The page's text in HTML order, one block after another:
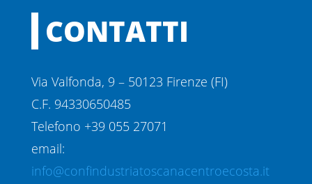
CONTATTI
Via Valfonda, 9 – 50123 Firenze (FI)
C.F. 94330650485
Telefono +39 055 27071
email:
info@confindustriatoscanacentroecosta.it